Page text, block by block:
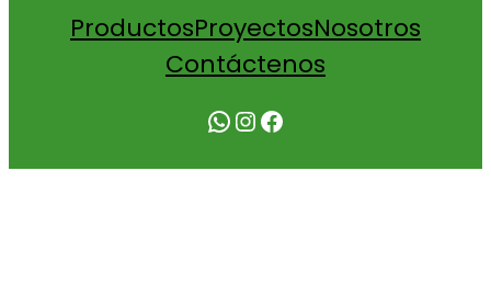
ProductosProyectosNosotros
Contáctenos
WhatsApp Instagram Facebook